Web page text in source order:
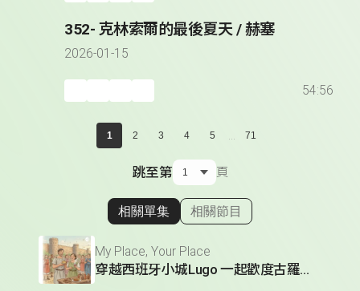
352- 克林索爾的最後夏天 / 赫塞
2026-01-15
54:56
1 2 3 4 5 ... 71
跳至第 頁
顯示相關單集
相關單集 相關節目
My Place, Your Place
穿越西班牙小城Lugo 一起歡度古羅馬節慶